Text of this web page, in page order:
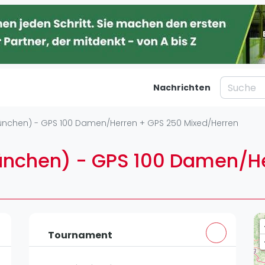
Blog
Die Geschichte von Padel
Padel Schläge
Nachrichten
- GPS 100 Damen/Herren + GPS 250 Mixed/Herren
- GPS 100 Damen/
Tournament